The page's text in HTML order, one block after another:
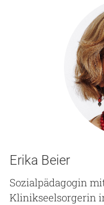
Erika Beier
Sozialpädagogin
Klinikseelsorgerin